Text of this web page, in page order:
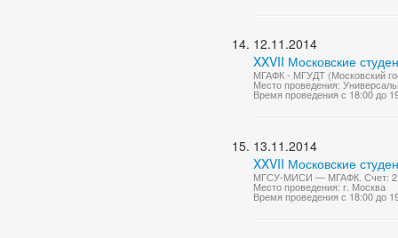
12.11.2014
XXVII Московские
МГАФК - МГУДТ (Московский
Место проведения:
Время проведения с 18:00 до
13.11.2014
XXVII Московские
МГСУ-МИСИ — МГАФК. Счет: 2
Место проведения: г. Москва
Время проведения с 18:00 до